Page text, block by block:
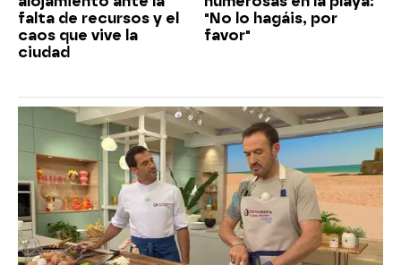
falta de recursos y el
caos que vive la
ciudad
"No lo hagáis, por
favor"